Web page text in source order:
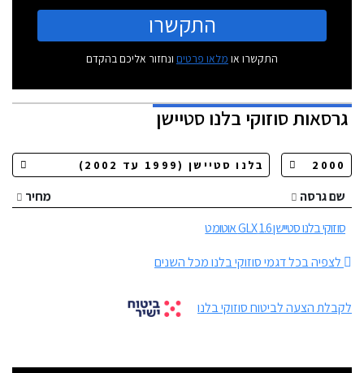
התקשרו
התקשרו או מלאו פרטים ונחזור אליכם בהקדם
גרסאותסוזוקי בלנו סטיישן
שם גרסה
מחיר
סוזוקי בלנו סטיישן 1.6 GLX אוטומט
לצפיה בכל דגמי סוזוקי בלנו מכל השנים
לקבלת הצעה לביטוח סוזוקי בלנו